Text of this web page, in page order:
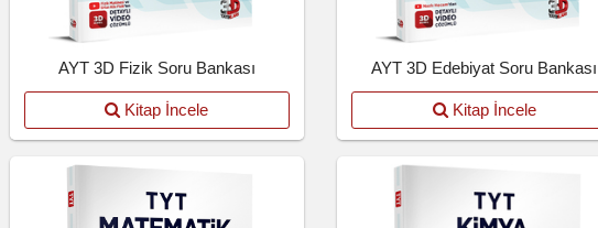
AYT 3D Fizik Soru Bankası
Kitap İncele
AYT 3D Edebiyat Soru Bankası
Kitap İncele